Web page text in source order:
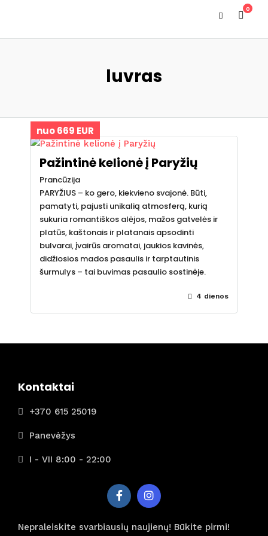
0
luvras
nuo 669 EUR
Pažintinė kelionė į Paryžių
Prancūzija
PARYŽIUS – ko gero, kiekvieno svajonė. Būti,
pamatyti, pajusti unikalią atmosferą, kurią
sukuria romantiškos alėjos, mažos gatvelės ir
platūs, kaštonais ir platanais apsodinti
bulvarai, įvairūs aromatai, jaukios kavinės,
didžiosios mados pasaulis ir tarptautinis
šurmulys – tai buvimas pasaulio sostinėje.
4 dienos
Kontaktai
+370 615 25019
Panevėžys
I - VII 8:00 - 22:00
Nepraleiskite svarbiausių naujienų! Būkite pirmi!